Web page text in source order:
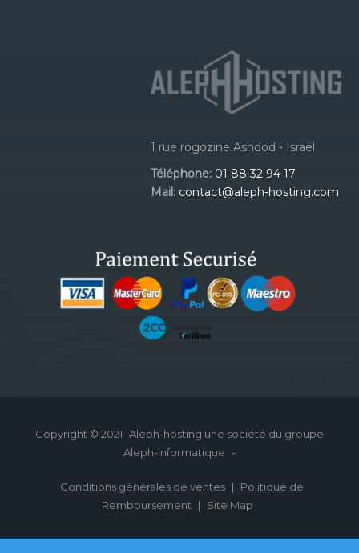
1 rue rogozine Ashdod - Israël
Téléphone: 01 88 32 94 17
Mail: contact@aleph-hosting.com
Copyright © 2021 Aleph-hosting une société du groupe
Aleph-informatique
-
Conditions générales de ventes |
Politique de
Remboursement | Site Map